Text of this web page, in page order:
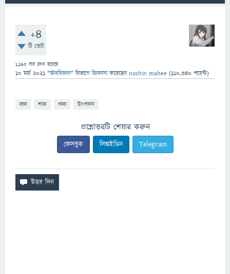
+4
টি ভোট
1,195 বার দেখা হয়েছে
10 মার্চ 2021 "জীববিজ্ঞান" বিভাগে জিজ্ঞাসাকরেছেনnoshin mahee (110,340 পয়েন্ট)
লাল শাক খাদ্য উৎপাদন
প্রশ্নোত্তরটি শেয়ার করুন
ফেসবুক লিঙ্কইডিন Telegram